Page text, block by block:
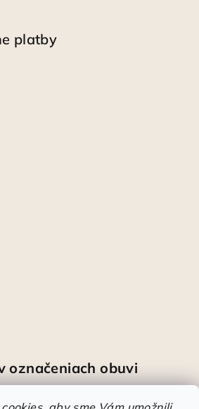
platby
označeniach obuvi